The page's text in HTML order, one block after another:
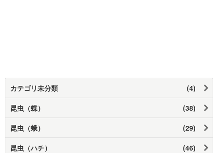
カテゴリ未分類 (4)
昆虫（蝶） (38)
昆虫（蛾） (29)
昆虫（ハチ） (46)